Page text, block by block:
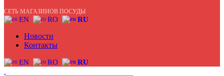
СЕТЬ МАГАЗИНОВ ПОСУДЫ
EN RO RU
Новости
Контакты
EN RO RU